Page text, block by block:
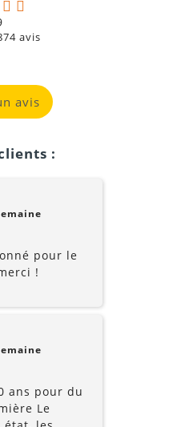
avis
avis
:
pour le
!
ans pour du
Le